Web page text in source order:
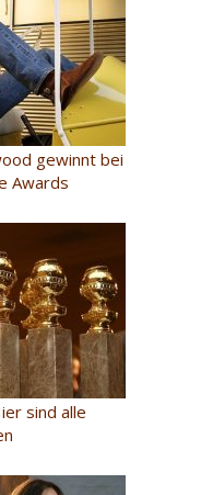
gewinnt bei
Awards
sind alle